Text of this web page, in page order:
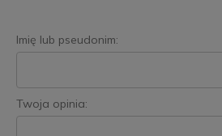
Imię lub pseudonim:
Twoja opinia: